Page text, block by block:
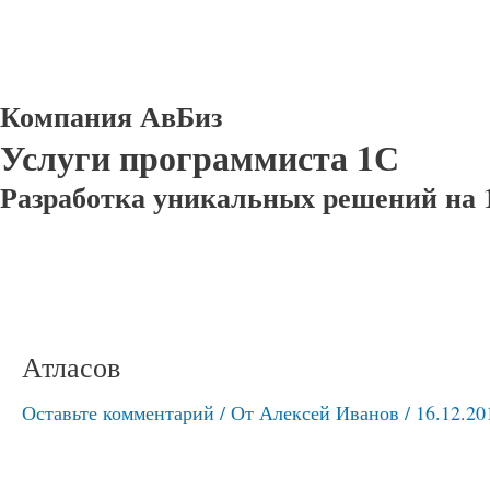
Компания АвБиз
Услуги программиста 1С
Разработка уникальных решений на
Атласов
Оставьте комментарий / От Алексей Иванов /